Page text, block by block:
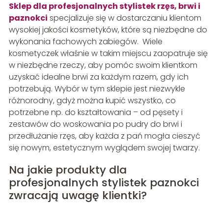
Sklep dla profesjonalnych stylistek rzęs, brwi i
paznokci specjalizuje się w dostarczaniu klientom
wysokiej jakości kosmetyków, które są niezbędne do
wykonania fachowych zabiegów. Wiele
kosmetyczek właśnie w takim miejscu zaopatruje się
w niezbędne rzeczy, aby pomóc swoim klientkom
uzyskać idealne brwi za każdym razem, gdy ich
potrzebują. Wybór w tym sklepie jest niezwykle
różnorodny, gdyż można kupić wszystko, co
potrzebne np. do kształtowania – od pęsety i
zestawów do woskowania po pudry do brwi i
przedłużanie rzęs, aby każda z pań mogła cieszyć
się nowym, estetycznym wyglądem swojej twarzy.
Na jakie produkty dla
profesjonalnych stylistek paznokci
zwracają uwagę klientki?